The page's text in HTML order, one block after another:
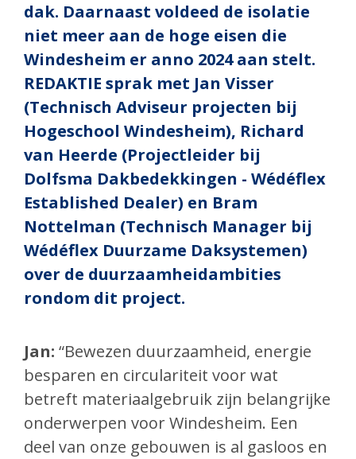
dak. Daarnaast voldeed de isolatie
niet meer aan de hoge eisen die
Windesheim er anno 2024 aan stelt.
REDAKTIE sprak met Jan Visser
(Technisch Adviseur projecten bij
Hogeschool Windesheim), Richard
van Heerde (Projectleider bij
Dolfsma Dakbedekkingen - Wédéflex
Established Dealer) en Bram
Nottelman (Technisch Manager bij
Wédéflex Duurzame Daksystemen)
over de duurzaamheidambities
rondom dit project.
Jan: “Bewezen duurzaamheid, energie
besparen en circulariteit voor wat
betreft materiaalgebruik zijn belangrijke
onderwerpen voor Windesheim. Een
deel van onze gebouwen is al gasloos en